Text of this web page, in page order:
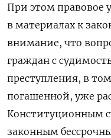
При этом правовое
в материалах к
внимание, что
граждан с
преступления, в
погашенной, уже
Конституционным
законным